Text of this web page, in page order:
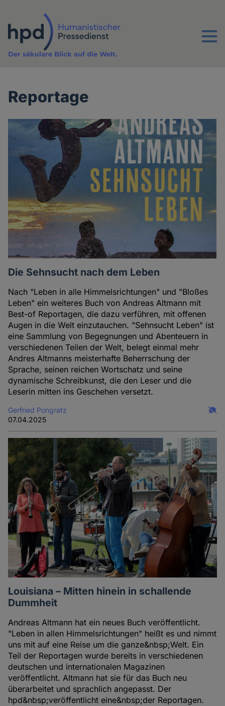
Inhalt
Menu
Der säkulare Blick auf die Welt.
Reportage
Die Sehnsucht nach dem Leben
Nach "Leben in alle Himmelsrichtungen" und "Bloßes
Leben" ein weiteres Buch von Andreas Altmann mit
Best-of Reportagen, die dazu verführen, mit offenen
Augen in die Welt einzutauchen. "Sehnsucht Leben" ist
eine Sammlung von Begegnungen und Abenteuern in
verschiedenen Teilen der Welt, belegt einmal mehr
Andres Altmanns meisterhafte Beherrschung der
Sprache, seinen reichen Wortschatz und seine
dynamische Schreibkunst, die den Leser und die
Leserin mitten ins Geschehen versetzt.
Gerfried Pongratz
07.04.2025
Louisiana – Mitten hinein in schallende
Dummheit
Andreas Altmann hat ein neues Buch veröffentlicht.
"Leben in allen Himmelsrichtungen" heißt es und nimmt
uns mit auf eine Reise um die ganze&nbsp;Welt. Ein
Teil der Reportagen wurde bereits in verschiedenen
deutschen und internationalen Magazinen
veröffentlicht. Altmann hat sie für das Buch neu
überarbeitet und sprachlich angepasst. Der
hpd&nbsp;veröffentlicht eine&nbsp;der Reportagen.